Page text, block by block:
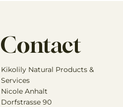
Contact
Kikolily Natural Products &
Services
Nicole Anhalt
Dorfstrasse 90